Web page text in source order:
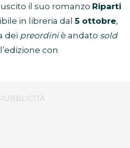
il suo romanzo Riparti
in libreria dal 5 ottobre,
dei preordiniè andato sold
con